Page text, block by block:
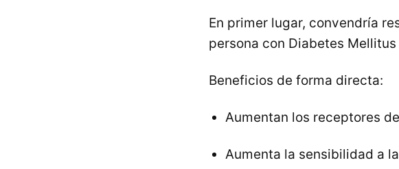
En primer lugar, convendría
persona con Diabetes
Beneficios de forma directa:
Aumentan los receptores
Aumenta la sensibilidad a